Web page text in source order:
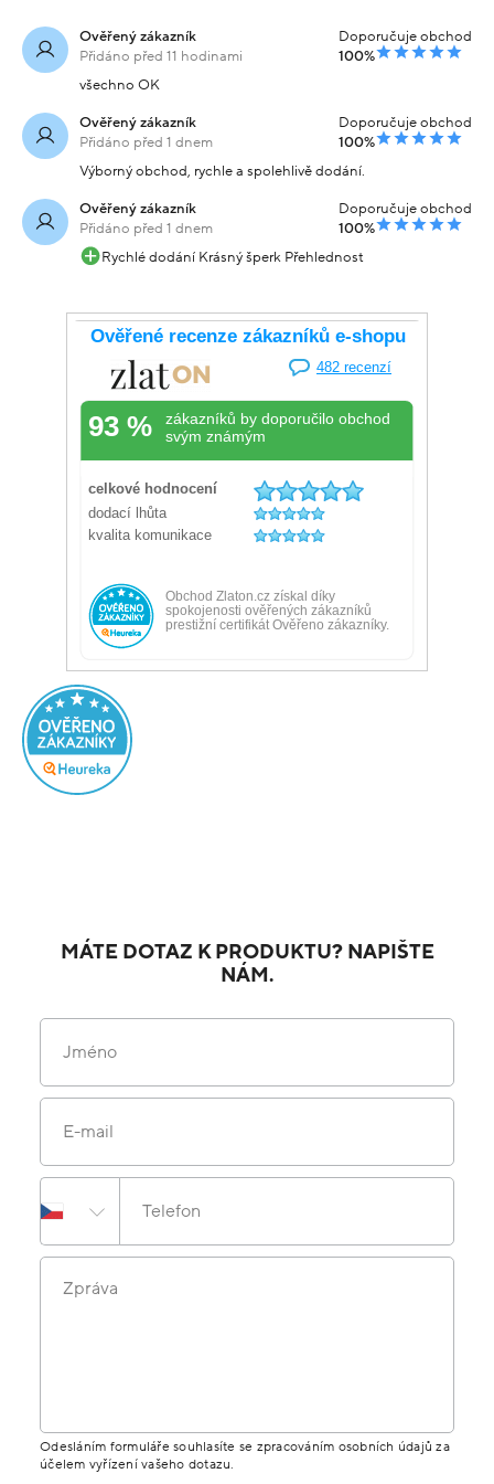
Ověřený zákazník
Přidáno před 11 hodinami
Doporučuje obchod
100%
všechno OK
Ověřený zákazník
Přidáno před 1 dnem
Doporučuje obchod
100%
Výborný obchod, rychle a spolehlivě dodání.
Ověřený zákazník
Přidáno před 1 dnem
Doporučuje obchod
100%
Rychlé dodání Krásný šperk Přehlednost
MÁTE DOTAZ K PRODUKTU? NAPIŠTE
NÁM.
Jméno
E-mail
Telefon
Zpráva
Odesláním formuláře souhlasíte se zpracováním osobních údajů za
účelem vyřízení vašeho dotazu.